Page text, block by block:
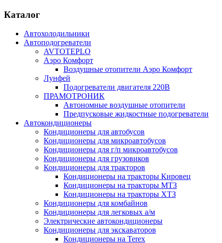
Каталог
Автохолодильники
Автоподогреватели
AVTOTEPLO
Аэро Комфорт
Воздушные отопители Аэро Комфорт
Лунфей
Подогреватели двигателя 220В
ПРАМОТРОНИК
Автономные воздушные отопители
Предпусковые жидкостные подогреватели
Автокондиционеры
Кондиционеры для автобусов
Кондиционеры для микроавтобусов
Кондиционеры для г/п микроавтобусов
Кондиционеры для грузовиков
Кондиционеры для тракторов
Кондиционеры на тракторы Кировец
Кондиционеры на тракторы МТЗ
Кондиционеры на тракторы ХТЗ
Кондиционеры для комбайнов
Кондиционеры для легковых а/м
Электрические автокондиционеры
Кондиционеры для экскаваторов
Кондиционеры на Terex